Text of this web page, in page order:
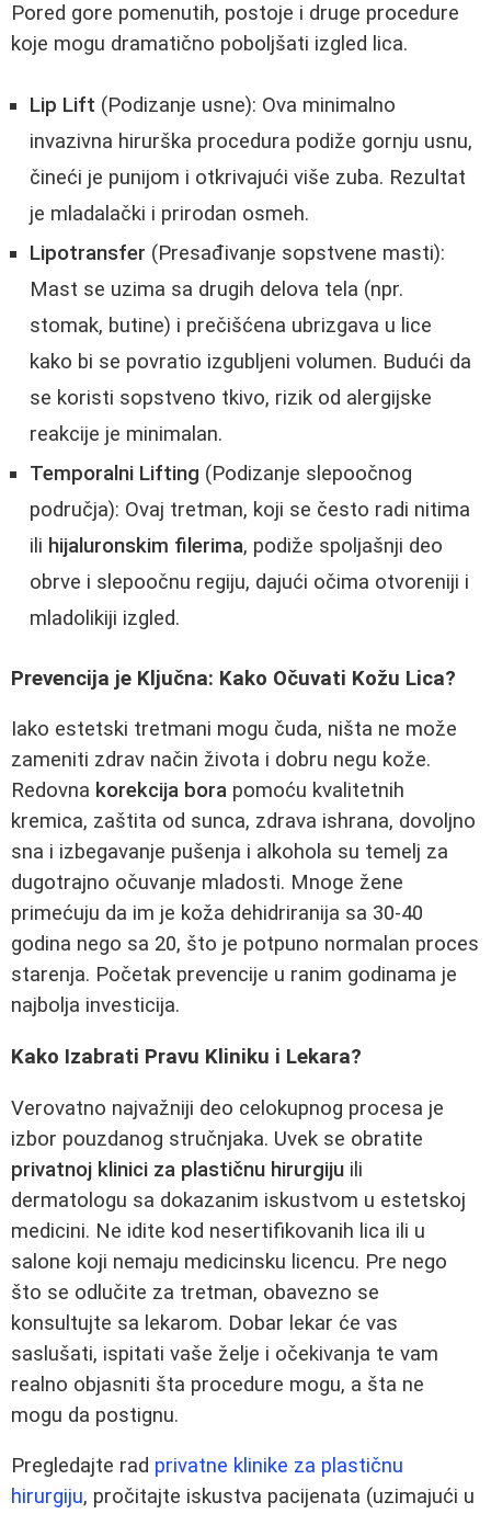
Pored gore pomenutih, postoje i druge procedure
koje mogu dramatično poboljšati izgled lica.
Lip Lift (Podizanje usne): Ova minimalno
invazivna hirurška procedura podiže gornju usnu,
čineći je punijom i otkrivajući više zuba. Rezultat
je mladalački i prirodan osmeh.
Lipotransfer (Presađivanje sopstvene masti):
Mast se uzima sa drugih delova tela (npr.
stomak, butine) i prečišćena ubrizgava u lice
kako bi se povratio izgubljeni volumen. Budući da
se koristi sopstveno tkivo, rizik od alergijske
reakcije je minimalan.
Temporalni Lifting (Podizanje slepoočnog
područja): Ovaj tretman, koji se često radi nitima
ili hijaluronskim filerima, podiže spoljašnji deo
obrve i slepoočnu regiju, dajući očima otvoreniji i
mladolikiji izgled.
Prevencija je Ključna: Kako Očuvati Kožu Lica?
Iako estetski tretmani mogu čuda, ništa ne može
zameniti zdrav način života i dobru negu kože.
Redovna korekcija bora pomoću kvalitetnih
kremica, zaštita od sunca, zdrava ishrana, dovoljno
sna i izbegavanje pušenja i alkohola su temelj za
dugotrajno očuvanje mladosti. Mnoge žene
primećuju da im je koža dehidriranija sa 30-40
godina nego sa 20, što je potpuno normalan proces
starenja. Početak prevencije u ranim godinama je
najbolja investicija.
Kako Izabrati Pravu Kliniku i Lekara?
Verovatno najvažniji deo celokupnog procesa je
izbor pouzdanog stručnjaka. Uvek se obratite
privatnoj klinici za plastičnu hirurgiju ili
dermatologu sa dokazanim iskustvom u estetskoj
medicini. Ne idite kod nesertifikovanih lica ili u
salone koji nemaju medicinsku licencu. Pre nego
što se odlučite za tretman, obavezno se
konsultujte sa lekarom. Dobar lekar će vas
saslušati, ispitati vaše želje i očekivanja te vam
realno objasniti šta procedure mogu, a šta ne
mogu da postignu.
Pregledajte rad privatne klinike za plastičnu
hirurgiju, pročitajte iskustva pacijenata (uzimajući u